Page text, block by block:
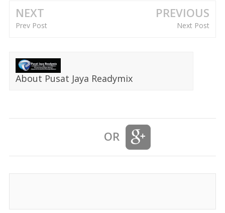
NEXT
Prev Post
PREVIOUS
Next Post
About Pusat Jaya Readymix
OR